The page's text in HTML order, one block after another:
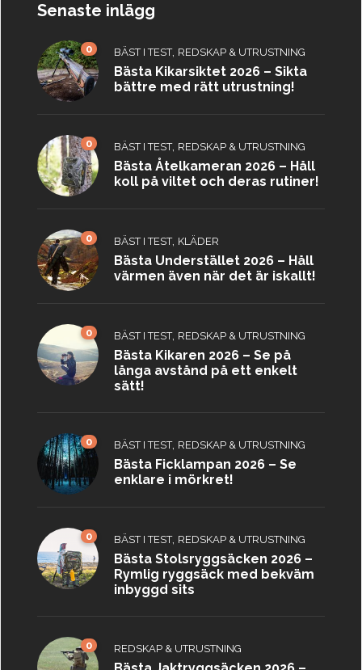
Senaste inlägg
0 BÄST I TEST, REDSKAP & UTRUSTNING
Bästa Kikarsiktet 2026 – Sikta
bättre med rätt utrustning!
0 BÄST I TEST, REDSKAP & UTRUSTNING
Bästa Åtelkameran 2026 – Håll
koll på viltet och deras rutiner!
0 BÄST I TEST, KLÄDER
Bästa Understället 2026 – Håll
värmen även när det är iskallt!
0 BÄST I TEST, REDSKAP & UTRUSTNING
Bästa Kikaren 2026 – Se på
långa avstånd på ett enkelt
sätt!
0 BÄST I TEST, REDSKAP & UTRUSTNING
Bästa Ficklampan 2026 – Se
enklare i mörkret!
0 BÄST I TEST, REDSKAP & UTRUSTNING
Bästa Stolsryggsäcken 2026 –
Rymlig ryggsäck med bekväm
inbyggd sits
0 REDSKAP & UTRUSTNING